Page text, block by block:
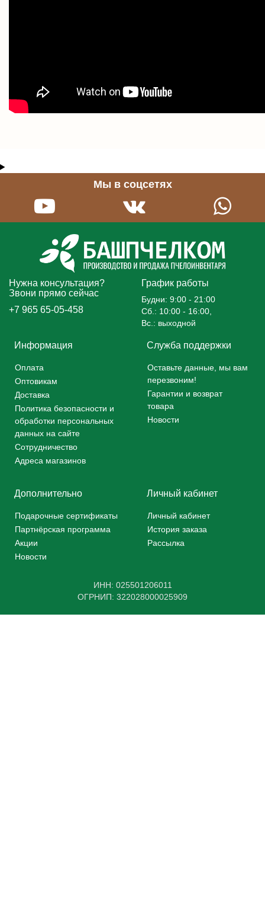
Мы в соцсетях
Нужна консультация?
Звони прямо сейчас
+7 965 65-05-458
График работы
Будни: 9:00 - 21:00
Сб.: 10:00 - 16:00,
Вс.: выходной
Информация
Оплата
Оптовикам
Доставка
Политика безопасности и
обработки персональных
данных на сайте
Сотрудничество
Адреса магазинов
Служба поддержки
Оставьте данные, мы вам
перезвоним!
Гарантии и возврат
товара
Новости
Дополнительно
Подарочные сертификаты
Партнёрская программа
Акции
Новости
Личный кабинет
Личный кабинет
История заказа
Рассылка
ИНН: 025501206011
ОГРНИП: 322028000025909